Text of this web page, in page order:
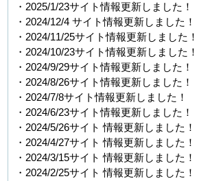
・2025/1/23サイト情報更新しました！
・2024/12/4 サイト情報更新しました！
・2024/11/25サイト情報更新しました！
・2024/10/23サイト情報更新しました！
・2024/9/29サイト情報更新しました！
・2024/8/26サイト情報更新しました！
・2024/7/8サイト情報更新しました！
・2024/6/23サイト情報更新しました！
・2024/5/26サイト 情報更新しました！
・2024/4/27サイト 情報更新しました！
・2024/3/15サイト 情報更新しました！
・2024/2/25サイト 情報更新しました！